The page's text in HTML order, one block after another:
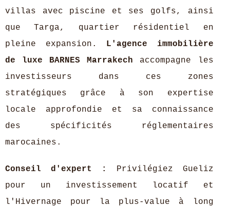
villas avec piscine et ses golfs, ainsi
que Targa, quartier résidentiel en
pleine expansion.
L'agence immobilière
de luxe BARNES Marrakech accompagne les
investisseurs dans ces zones
stratégiques grâce à son expertise
locale approfondie et sa connaissance
des spécificités réglementaires
marocaines.
Conseil d'expert :
Privilégiez Gueliz
pour un investissement locatif et
l'Hivernage pour la plus-value à long